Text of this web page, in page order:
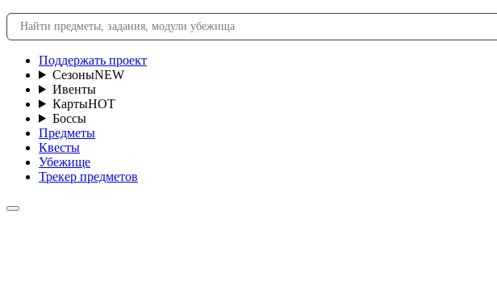
Поддержать проект
СезоныNEW
Ивенты
КартыHOT
Боссы
Предметы
Квесты
Убежище
Трекер предметов